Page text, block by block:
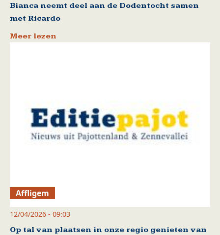
Bianca neemt deel aan de Dodentocht samen
met Ricardo
Meer lezen
Affligem
12/04/2026 - 09:03
Op tal van plaatsen in onze regio genieten van